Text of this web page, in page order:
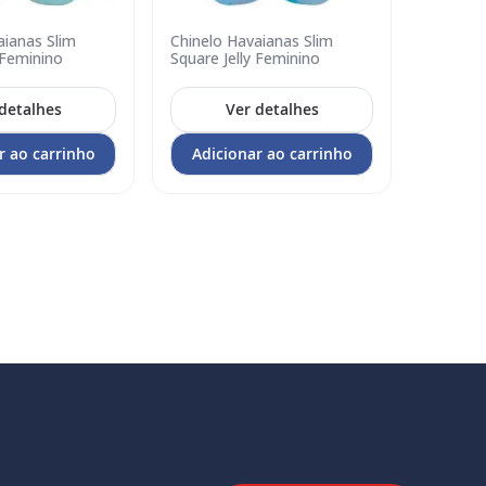
Slim
ao carrinho
Chinelo Havaianas Slim
Square Jelly Feminino
Adicionar
no
carrinhoVer detalhes
Adicionar ao carrinho